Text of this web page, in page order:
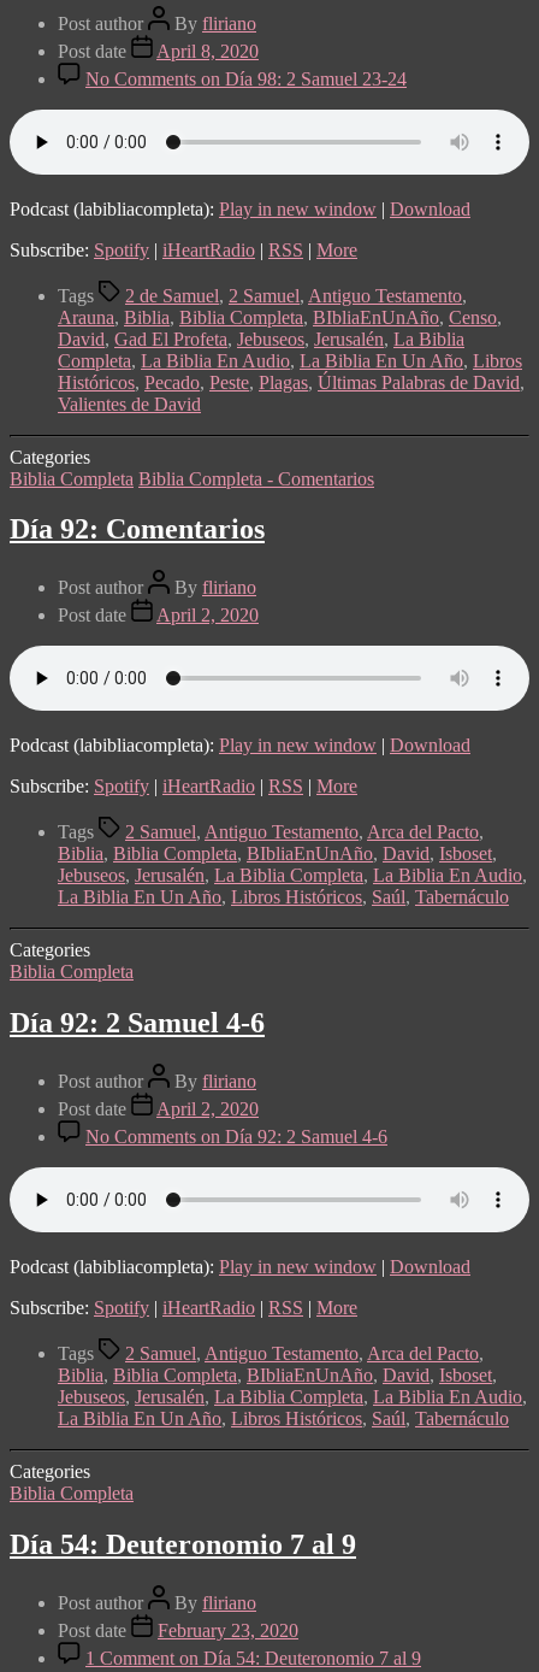
Post author By fliriano
Post date
April 8, 2020
No Comments on Día 98: 2 Samuel 23-24
Podcast (labibliacompleta): Play in new window | Download
Subscribe: Spotify | iHeartRadio | RSS | More
Tags 2 de Samuel, 2 Samuel, Antiguo Testamento,
Arauna, Biblia, Biblia Completa, BIbliaEnUnAño, Censo,
David, Gad El Profeta, Jebuseos, Jerusalén, La Biblia
Completa, La Biblia En Audio, La Biblia En Un Año, Libros
Históricos, Pecado, Peste, Plagas, Últimas Palabras de David,
Valientes de David
Categories
Biblia Completa Biblia Completa - Comentarios
Día 92: Comentarios
Post author By fliriano
Post date
April 2, 2020
Podcast (labibliacompleta): Play in new window | Download
Subscribe: Spotify | iHeartRadio | RSS | More
Tags 2 Samuel, Antiguo Testamento, Arca del Pacto,
Biblia, Biblia Completa, BIbliaEnUnAño, David, Isboset,
Jebuseos, Jerusalén, La Biblia Completa, La Biblia En Audio,
La Biblia En Un Año, Libros Históricos, Saúl, Tabernáculo
Categories
Biblia Completa
Día 92: 2 Samuel 4-6
Post author By fliriano
Post date
April 2, 2020
No Comments on Día 92: 2 Samuel 4-6
Podcast (labibliacompleta): Play in new window | Download
Subscribe: Spotify | iHeartRadio | RSS | More
Tags 2 Samuel, Antiguo Testamento, Arca del Pacto,
Biblia, Biblia Completa, BIbliaEnUnAño, David, Isboset,
Jebuseos, Jerusalén, La Biblia Completa, La Biblia En Audio,
La Biblia En Un Año, Libros Históricos, Saúl, Tabernáculo
Categories
Biblia Completa
Día 54: Deuteronomio 7 al 9
Post author By fliriano
Post date
February 23, 2020
1 Comment on Día 54: Deuteronomio 7 al 9